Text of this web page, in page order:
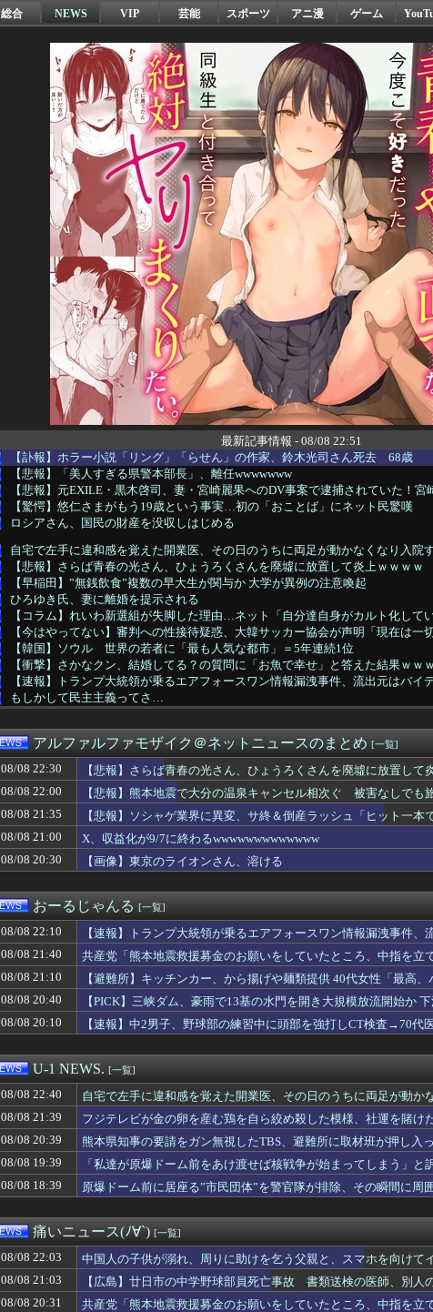
総合 NEWS VIP 芸能 スポーツ アニ漫 ゲーム
最新記事情報 - 08/08 22:51
【訃報】ホラー小説「リング」「らせん」の作家、鈴木光司さん死去 68歳
【悲報】「美人すぎる県警本部長」、離任wwwwwww
【悲報】元EXILE・黒木啓司、妻・宮崎麗果へのDV事案で逮捕されていた！宮
【驚愕】悠仁さまがもう19歳という事実…初の「おことば」にネット民驚嘆
ロシアさん、国民の財産を没収しはじめる
自宅で左手に違和感を覚えた開業医、その日のうちに両足が動かなくなり入院
【悲報】さらば青春の光さん、ひょうろくさんを廃墟に放置して炎上ｗｗｗｗ
【早稲田】”無銭飲食”複数の早大生が関与か 大学が異例の注意喚起
ひろゆき氏、妻に離婚を提示される
【コラム】れいわ新選組が失脚した理由…ネット「自分達自身がカルト化して
【今はやってない】審判への性接待疑惑、大韓サッカー協会が声明「現在は一
【韓国】ソウル 世界の若者に「最も人気な都市」＝5年連続1位
【衝撃】さかなクン、結婚してる？の質問に「お魚で幸せ」と答えた結果ｗｗｗ
【速報】トランプ大統領が乗るエアフォースワン情報漏洩事件、流出元はバイ
もしかして民主主義ってさ…
【悲報】熊本地震で大分の温泉キャンセル相次ぐ 被害なしでも旅行先変更
謎の勢力「AI発展したらお前らは皆クビになるわ」→未だかつてAIのせいで失業
【熊本地震】車中泊避難して留守の家からエアコン室外機盗む 警察に「室外機が
2026年度 暑さのピークはいったん終了かも [8/8]
中国国防省、海自イージス艦のトマホーク実射試験を批判「国際社会は新型軍
大人になって好きになる物や良さが分かる物といえば？
【画像】開示請求が届いた…
ハロワの紹介で就職した工場の休日が嘘ばっかなんだが
共産党「熊本地震救援募金のお願いをしていたところ、中指を立てられました。
【悲報】ソシャゲ業界に異変、サ終＆倒産ラッシュ「ヒット一本で一攫千金」
【悲報】ひろゆき、妻に離婚を提示されるｗｗｗｗｗｗｗｗｗｗｗｗｗｗｗｗ
フェラーリを手がけたピニンファリーナ、日本の鉄道初デザイン。南海電鉄が新
『さわらないで小手指くん』最新16巻まですべて「50％ポイント還元」セール
【PTA最終警告】非加入家庭に「一人登校禁止」は合法か？法的根拠を徹底検証
中国製自動車、不具合によりドアが勝手に開いてしまう件
「まさに惨めな状況にある」韓国サッカー協会が謝罪文を公表
毎日同じコンビニで2000円以上使ってたらあだ名つけられてた…
話題になった映画｢8番出口｣､8月28日の金曜ロードショーで地上波初放送
【避難所】キッチンカー、から揚げや麺類提供 40代女性「最高、パン中心の生
在宅勤務ワイ、本日も何もせず終業時間を迎える
【悲報】落語家「リベラルは多様性を認めろ！と言いながら自分達と違う意見
パヨ「れいわ信者、れいわ知能といった表現は完全に差別表現。メディアは放
【悲報】 週刊少年ジャンプさん、最大発行部数653万部から急降下でついに
大東亜共栄圏が完成していたら今頃日本は世界最大の超大国だった事実
【広島】廿日市の中学野球部員死亡事故 書類送検の医師、別人のCT画像で診
【動画】免許取りたてのまんさんの運転がこちらｗｗｗｗｗｗｗｗｗｗｗｗ
X、収益化が9/7に終わるwwwwwwwwwwwww
移民を大量に受け入れた先進国は大きな経済的恩恵を享受→データでもはっき
秋葉ショップ「ゲーミングデバイス1000個無償で配ります！」→人が殺到しガチ
ホルムズ回避の増加経費、事業者が相互負担 国民への転嫁も 経産省部会が
「撃たれても撃っちゃイカン」警視庁OBが明かす拳銃使用の葛藤…河内長野「
【熱中症死亡】空調服の過信が招いた悲劇…39.6℃の現場で何が？
移民を大量に受け入れた先進国は大きな経済的恩恵を享受→データでもはっき
アルファルファモザイク＠ネットニュースのまとめ [一覧]
08/08 22:30
【悲報】さらば青春の光さん、ひょうろくさんを廃墟に放置して
08/08 22:00
【悲報】熊本地震で大分の温泉キャンセル相次ぐ 被害なしでも
08/08 21:35
【悲報】ソシャゲ業界に異変、サ終＆倒産ラッシュ「ヒット一本
08/08 21:00
X、収益化が9/7に終わるwwwwwwwwwwwww
08/08 20:30
【画像】東京のライオンさん、溶ける
おーるじゃんる [一覧]
08/08 22:10
【速報】トランプ大統領が乗るエアフォースワン情報漏洩事件
り消す」
08/08 21:40
共産党「熊本地震救援募金のお願いをしていたところ、中指を
ところでした」
08/08 21:10
【避難所】キッチンカー、から揚げや麺類提供 40代女性「最高
いた」→時事通信タイトル「パンに飽き飽き」
08/08 20:40
【PICK】三峡ダム、豪雨で13基の水門を開き大規模放流開始か
08/08 20:10
【速報】中2男子、野球部の練習中に頭部を強打しCT検査→70
U-1 NEWS. [一覧]
08/08 22:40
自宅で左手に違和感を覚えた開業医、その日のうちに両足が動
08/08 21:39
フジテレビが金の卵を産む鶏を自ら絞め殺した模様、社運を賭
08/08 20:39
熊本県知事の要請をガン無視したTBS、避難所に取材班が押し
08/08 19:39
「私達が原爆ドーム前をあけ渡せば核戦争が始まってしまう」
08/08 18:39
原爆ドーム前に居座る”市民団体”を警官隊が排除、その瞬間に
痛いニュース(ﾉ∀`) [一覧]
08/08 22:03
中国人の子供が溺れ、周りに助けを乞う父親と、スマホを向けて
08/08 21:03
【広島】廿日市の中学野球部員死亡事故 書類送検の医師、別
性
08/08 20:31
共産党「熊本地震救援募金のお願いをしていたところ、中指を立